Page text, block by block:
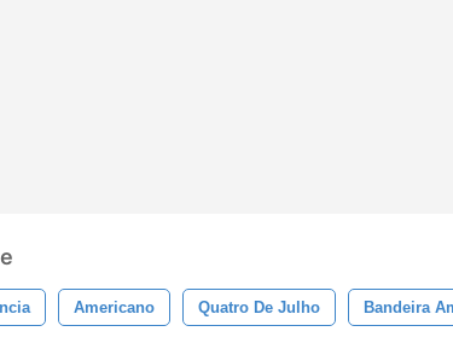
Americano Quatro De Julho Bandeira